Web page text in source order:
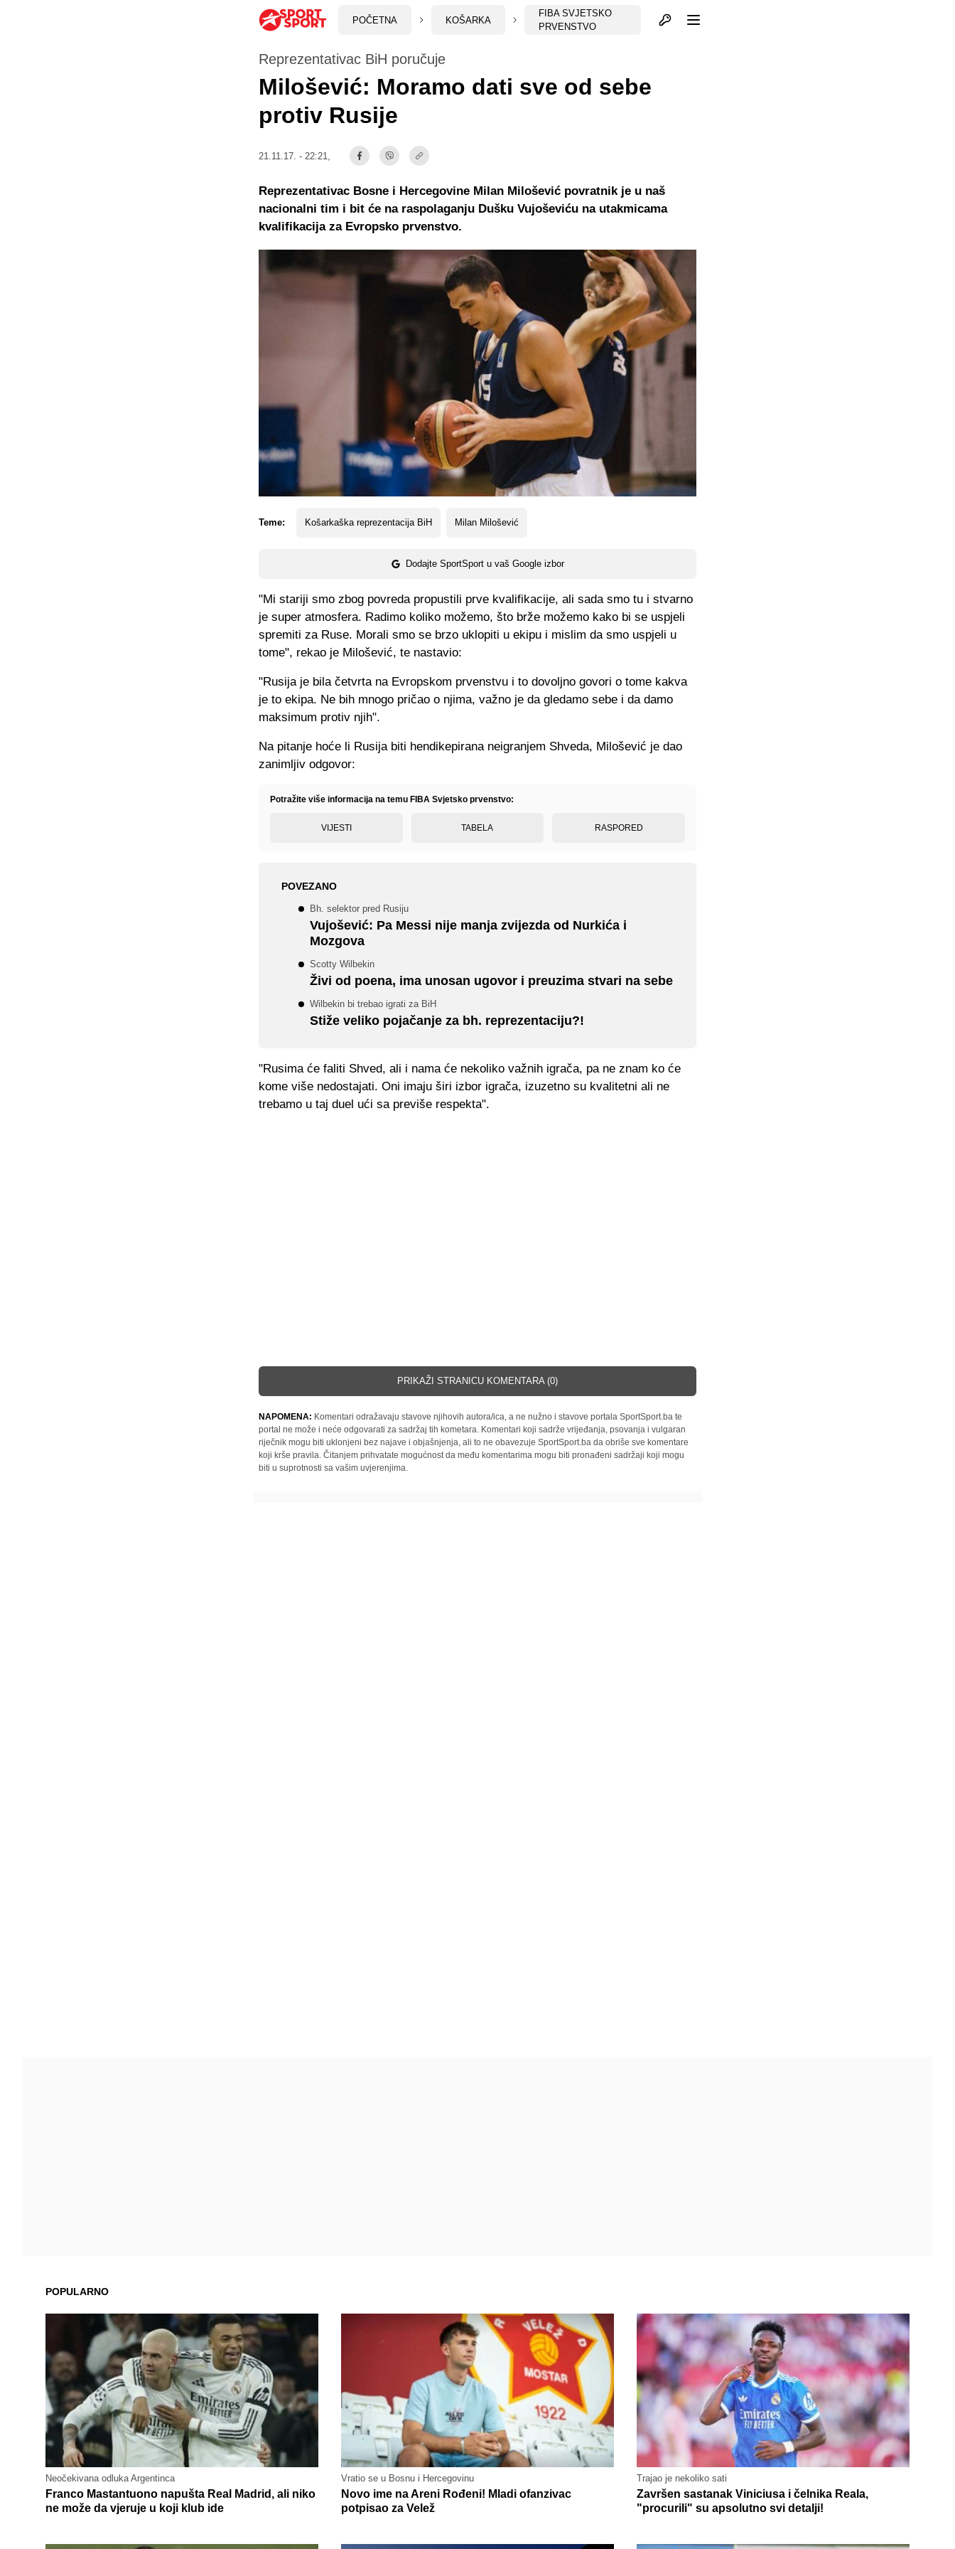
POČETNA KOŠARKA
FIBA SVJETSKO
PRVENSTVO
Otvori profil
Reprezentativac BiH poručuje
Milošević: Moramo dati sve od sebe
protiv Rusije
21.11.17. - 22:21,
Teme: Košarkaška reprezentacija BiH Milan Milošević
Dodajte SportSport u vaš Google izbor
Reprezentativac Bosne i Hercegovine Milan Milošević povratnik je u naš
nacionalni tim i bit će na raspolaganju Dušku Vujoševiću na utakmicama
kvalifikacija za Evropsko prvenstvo.
"Mi stariji smo zbog povreda propustili prve kvalifikacije, ali sada smo tu i stvarno
je super atmosfera. Radimo koliko možemo, što brže možemo kako bi se uspjeli
spremiti za Ruse. Morali smo se brzo uklopiti u ekipu i mislim da smo uspjeli u
tome", rekao je Milošević, te nastavio:
"Rusija je bila četvrta na Evropskom prvenstvu i to dovoljno govori o tome kakva
je to ekipa. Ne bih mnogo pričao o njima, važno je da gledamo sebe i da damo
maksimum protiv njih".
Na pitanje hoće li Rusija biti hendikepirana neigranjem Shveda, Milošević je dao
zanimljiv odgovor:
Potražite više informacija na temu FIBA Svjetsko prvenstvo:
VIJESTI TABELA RASPORED
POVEZANO
Bh. selektor pred Rusiju
Vujošević: Pa Messi nije manja zvijezda od Nurkića i
Mozgova
Scotty Wilbekin
Živi od poena, ima unosan ugovor i preuzima stvari na sebe
Wilbekin bi trebao igrati za BiH
Stiže veliko pojačanje za bh. reprezentaciju?!
"Rusima će faliti Shved, ali i nama će nekoliko važnih igrača, pa ne znam ko će
kome više nedostajati. Oni imaju širi izbor igrača, izuzetno su kvalitetni ali ne
trebamo u taj duel ući sa previše respekta".
PRIKAŽI STRANICU KOMENTARA (0)
NAPOMENA: Komentari odražavaju stavove njihovih autora/ica, a ne nužno i stavove portala SportSport.ba te
portal ne može i neće odgovarati za sadržaj tih kometara. Komentari koji sadrže vrijeđanja, psovanja i vulgaran
riječnik mogu biti uklonjeni bez najave i objašnjenja, ali to ne obavezuje SportSport.ba da obriše sve komentare
koji krše pravila. Čitanjem prihvatate mogućnost da među komentarima mogu biti pronađeni sadržaji koji mogu
biti u suprotnosti sa vašim uvjerenjima.
POPULARNO
Neočekivana odluka Argentinca
Franco Mastantuono napušta Real Madrid, ali niko
ne može da vjeruje u koji klub ide
Vratio se u Bosnu i Hercegovinu
Novo ime na Areni Rođeni! Mladi ofanzivac
potpisao za Velež
Trajao je nekoliko sati
Završen sastanak Viniciusa i čelnika Reala,
"procurili" su apsolutno svi detalji!